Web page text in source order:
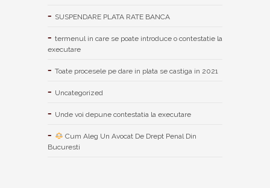
SUSPENDARE PLATA RATE BANCA
termenul in care se poate introduce o contestatie la
executare
Toate procesele pe dare in plata se castiga in 2021
Uncategorized
Unde voi depune contestatia la executare
Cum Aleg Un Avocat De Drept Penal Din
Bucuresti